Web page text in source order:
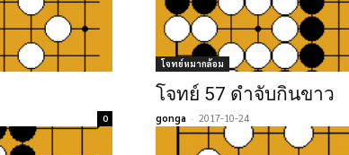
0
โจทย์หมากล้อม
โจทย์ 57 ดำจับกินขาว
gonga - 2017-10-24